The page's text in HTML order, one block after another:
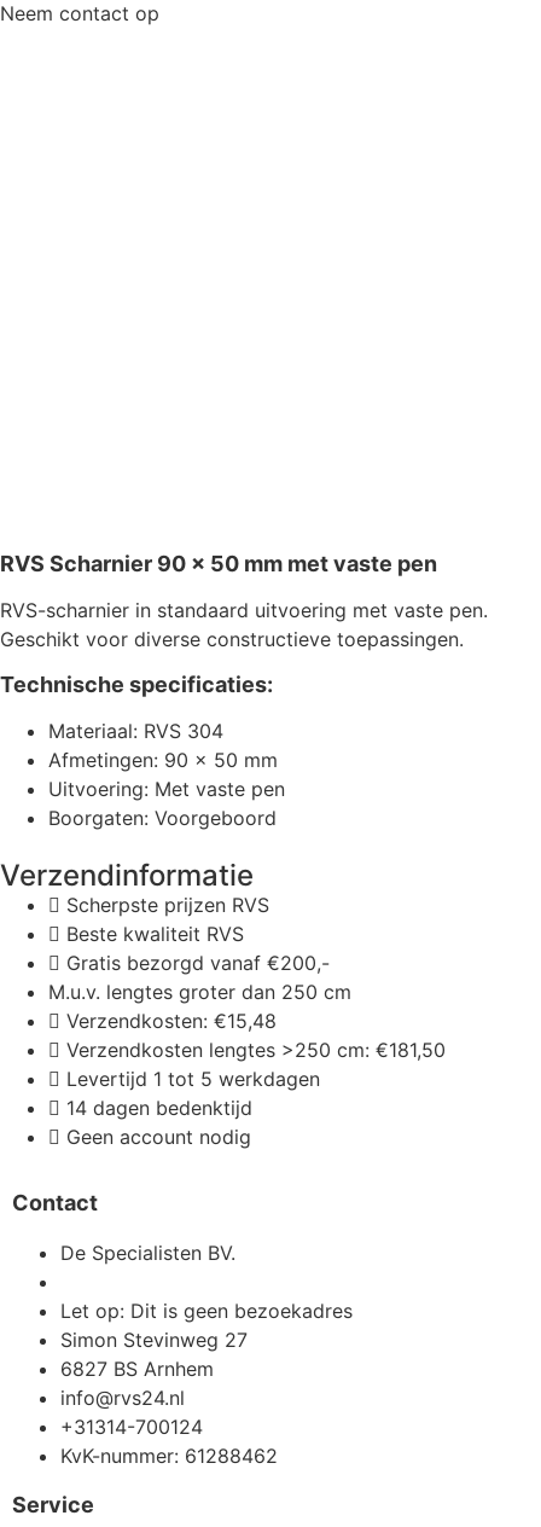
Neem contact op
Verzendinformatie
Scherpste prijzen RVS
Beste kwaliteit RVS
Gratis bezorgd vanaf €200,-
M.u.v. lengtes groter dan 250 cm
Verzendkosten: €15,48
Verzendkosten lengtes >250 cm: €181,50
Levertijd 1 tot 5 werkdagen
14 dagen bedenktijd
Contact
De Specialisten BV.
Let op: Dit is geen bezoekadres
Simon Stevinweg 27
6827 BS Arnhem
info@rvs24.nl
+31314-700124
Service
Zakelijk
Algemene voorwaarden
Klachtenbeleid
Privacy
Cookies
Account
Mijn RVS24 account